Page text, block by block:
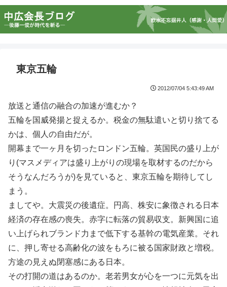
東京五輪
2012/07/04 5:43:49 AM
放送と通信の融合の加速が進むか？
五輪を国威発揚と捉えるか。税金の無駄遣いと切り捨てる
かは、個人の自由だが。
開幕まで一ヶ月を切ったロンドン五輪。英国民の盛り上が
り(マスメディアは盛り上がりの現場を取材するのだから
そうなんだろうが)を見ていると、東京五輪を期待してし
まう。
ましてや。大震災の後遺症。円高、株安に象徴される日本
経済の存在感の喪失。赤字に転落の貿易収支。新興国に追
い上げられブランド力まで低下する基幹の電気産業。それ
に、押し寄せる高齢化の波をもろに被る国家財政と増税。
方途の見えぬ閉塞感にある日本。
その打開の道はあるのか。老若男女が心を一つに元気を出